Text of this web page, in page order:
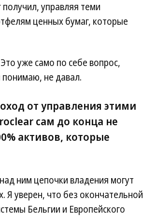
управляя теми
ценных бумаг, которые
уже само по себе вопрос,
понимаю, не давал.
от управления этими
сам до конца не
активов, которые
ним цепочки владения могут
Я уверен, что без окончательной
Бельгии и Европейского